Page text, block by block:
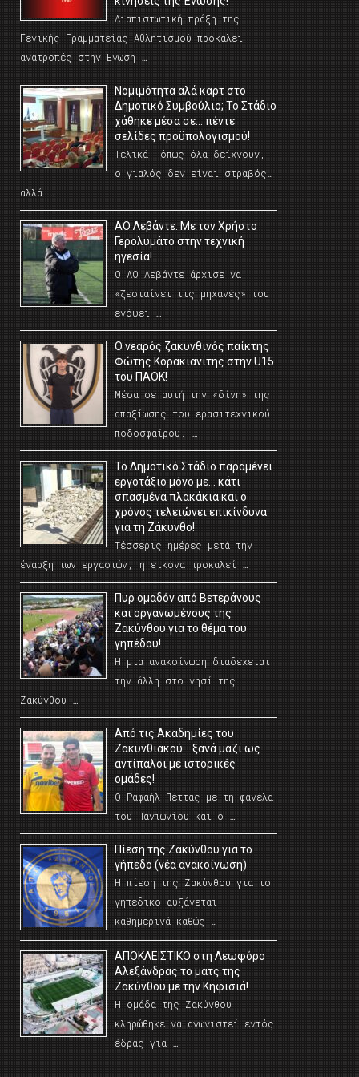
Διαπιστωτική πράξη της
Γενικής Γραμματείας Αθλητισμού προκαλεί
ανατροπές στην Ένωση …
Νομιμότητα αλά καρτ στο
Δημοτικό Συμβούλιο; Το Στάδιο
χάθηκε μέσα σε… πέντε
σελίδες προϋπολογισμού!
Τελικά, όπως όλα δείχνουν,
ο γιαλός δεν είναι στραβός…
αλλά …
ΑΟ Λεβάντε: Με τον Χρήστο
Γερολυμάτο στην τεχνική
ηγεσία!
Ο ΑΟ Λεβάντε άρχισε να
«ζεσταίνει τις μηχανές» του
ενόψει …
O νεαρός ζακυνθινός παίκτης
Φώτης Κορακιανίτης στην U15
του ΠΑΟΚ!
Μέσα σε αυτή την «δίνη» της
απαξίωσης του ερασιτεχνικού
ποδοσφαίρου. …
Το Δημοτικό Στάδιο παραμένει
εργοτάξιο μόνο με… κάτι
σπασμένα πλακάκια και ο
χρόνος τελειώνει επικίνδυνα
για τη Ζάκυνθο!
Τέσσερις ημέρες μετά την
έναρξη των εργασιών, η εικόνα προκαλεί …
Πυρ ομαδόν από Βετεράνους
και οργανωμένους της
Ζακύνθου για το θέμα του
γηπέδου!
Η μια ανακοίνωση διαδέχεται
την άλλη στο νησί της
Ζακύνθου …
Από τις Ακαδημίες του
Ζακυνθιακού… ξανά μαζί ως
αντίπαλοι με ιστορικές
ομάδες!
Ο Ραφαήλ Πέττας με τη φανέλα
του Πανιωνίου και ο …
Πίεση της Ζακύνθου για το
γήπεδο (νέα ανακοίνωση)
Η πίεση της Ζακύνθου για το
γηπεδικο αυξάνεται
καθημερινά καθώς …
AΠΟΚΛΕΙΣΤΙΚΟ στη Λεωφόρο
Αλεξάνδρας το ματς της
Ζακύνθου με την Κηφισιά!
Η ομάδα της Ζακύνθου
κληρώθηκε να αγωνιστεί εντός
έδρας για …